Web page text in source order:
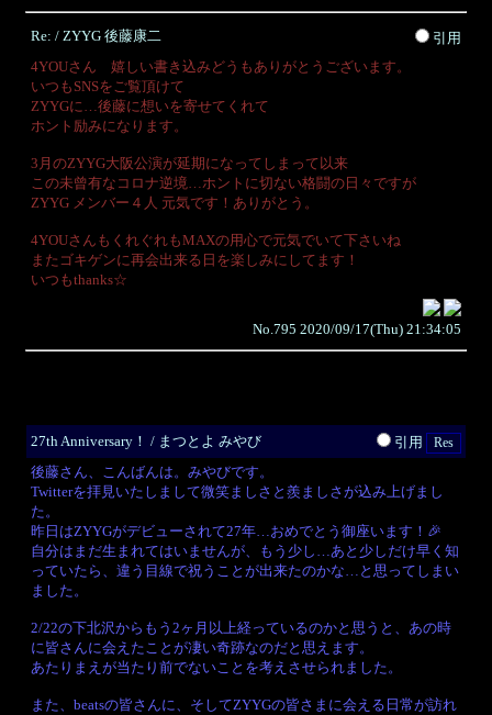
Re: / ZYYG 後藤康二
引用
4YOUさん 嬉しい書き込みどうもありがとうございます。
いつもSNSをご覧頂けて
ZYYGに…後藤に想いを寄せてくれて
ホント励みになります。
3月のZYYG大阪公演が延期になってしまって以来
この未曾有なコロナ逆境…ホントに切ない格闘の日々ですが
ZYYG メンバー４人 元気です！ありがとう。
4YOUさんもくれぐれもMAXの用心で元気でいて下さいね
またゴキゲンに再会出来る日を楽しみにしてます！
いつもthanks☆
No.795 2020/09/17(Thu) 21:34:05
27th Anniversary！ / まつとよ みやび
引用
後藤さん、こんばんは。みやびです。
Twitterを拝見いたしまして微笑ましさと羨ましさが込み上げまし
た。
昨日はZYYGがデビューされて27年…おめでとう御座います！🎉
自分はまだ生まれてはいませんが、もう少し…あと少しだけ早く知
っていたら、違う目線で祝うことが出来たのかな…と思ってしまい
ました。
2/22の下北沢からもう2ヶ月以上経っているのかと思うと、あの時
に皆さんに会えたことが凄い奇跡なのだと思えます。
あたりまえが当たり前でないことを考えさせられました。
また、beatsの皆さんに、そしてZYYGの皆さまに会える日常が訪れ